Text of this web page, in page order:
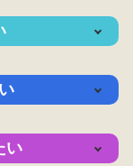
寄付の方
寄付の方
寄付の方
い